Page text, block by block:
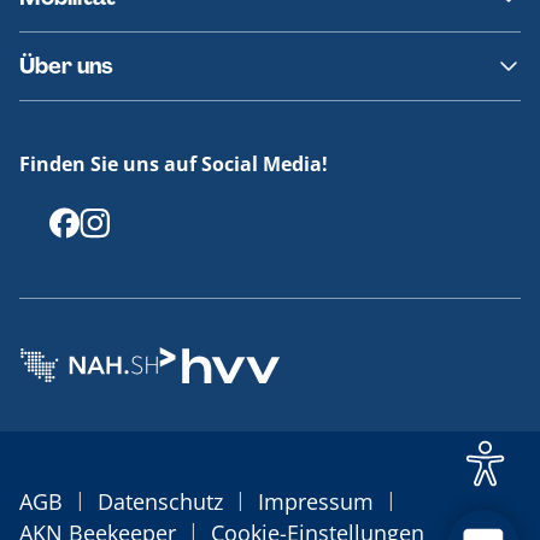
Fundsachen
Häufige Fragen
Barrierefreies Reisen
Erklärung Barrierefreiheit
Über uns
Offenlegungen
Finden Sie uns auf Social Media!
AGB | Datenschutz | Impressum |
AKN Beekeeper | Cookie-Einstellungen